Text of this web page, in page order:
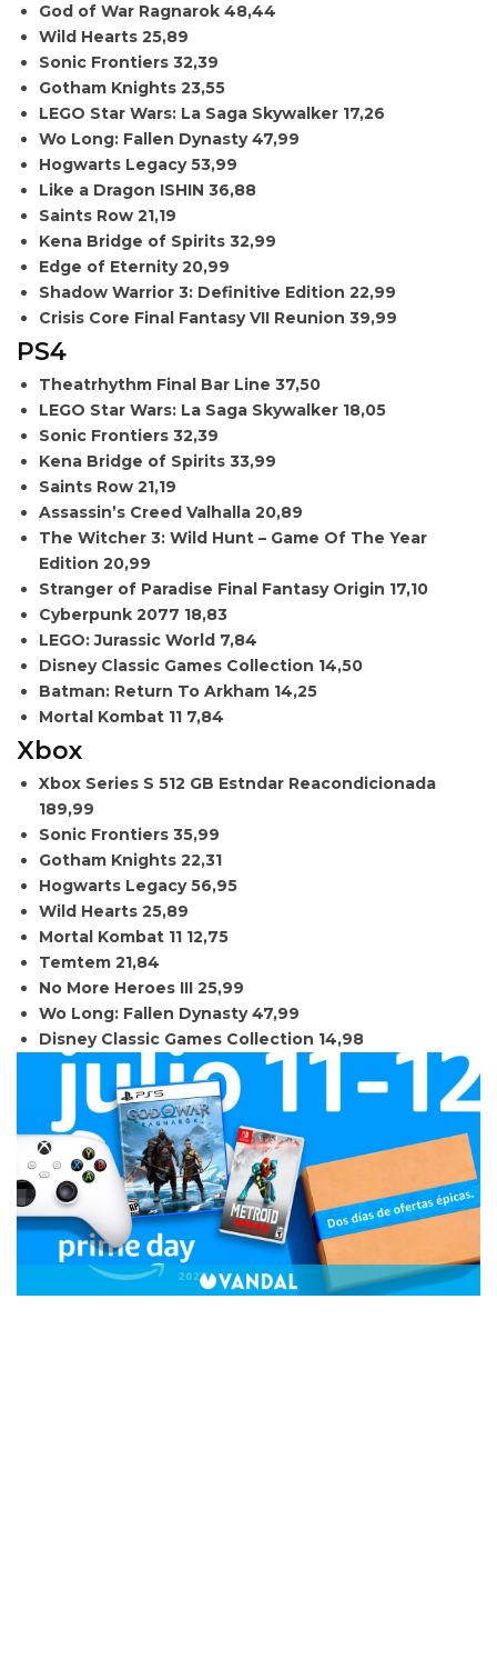
God of War Ragnarok 48,44
Wild Hearts 25,89
Sonic Frontiers 32,39
Gotham Knights 23,55
LEGO Star Wars: La Saga Skywalker 17,26
Wo Long: Fallen Dynasty47,99
Hogwarts Legacy53,99
Like a Dragon ISHIN 36,88
Saints Row 21,19
Kena Bridge of Spirits 32,99
Edge of Eternity20,99
Shadow Warrior 3: Definitive Edition 22,99
Crisis Core Final Fantasy VII Reunion 39,99
PS4
Theatrhythm Final Bar Line 37,50
LEGO Star Wars: La Saga Skywalker 18,05
Sonic Frontiers 32,39
Kena Bridge of Spirits 33,99
Saints Row 21,19
Assassin’s Creed Valhalla 20,89
The Witcher 3: Wild Hunt – Game Of The Year
Edition 20,99
Stranger of Paradise Final Fantasy Origin 17,10
Cyberpunk 2077 18,83
LEGO: Jurassic World 7,84
Disney Classic Games Collection 14,50
Batman: Return To Arkham 14,25
Mortal Kombat 11 7,84
Xbox
Xbox Series S 512 GB Estndar Reacondicionada
189,99
Sonic Frontiers 35,99
Gotham Knights 22,31
Hogwarts Legacy56,95
Wild Hearts 25,89
Mortal Kombat 11 12,75
Temtem 21,84
No More Heroes III 25,99
Wo Long: Fallen Dynasty47,99
Disney Classic Games Collection 14,98